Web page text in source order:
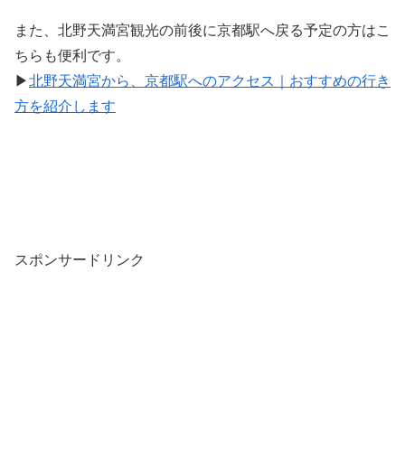
また、北野天満宮観光の前後に京都駅へ戻る予定の方はこ
ちらも便利です。
▶北野天満宮から、京都駅へのアクセス｜おすすめの行き
方を紹介します
スポンサードリンク